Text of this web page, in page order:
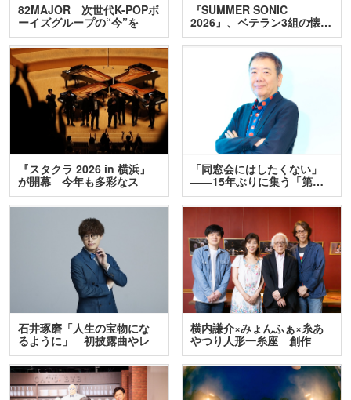
82MAJOR 次世代K-POPボ
ーイズグループの“今”を
訊…
『SUMMER SONIC
2026』、ベテラン3組の懐…
『スタクラ 2026 in 横浜』
が開幕 今年も多彩なス
テ…
「同窓会にはしたくない」
――15年ぶりに集う「第…
石井琢磨「人生の宝物にな
るように」 初披露曲やレ
ア…
横内謙介×みょんふぁ×糸あ
やつり人形一糸座 創作
人…